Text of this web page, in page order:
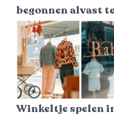
begonnen alvast
Winkeltje spelen